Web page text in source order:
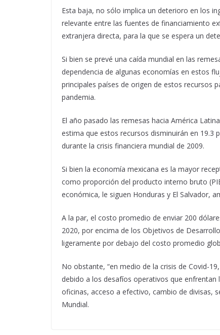
Esta baja, no sólo implica un deterioro en los
relevante entre las fuentes de financiamiento
extranjera directa, para la que se espera un
Si bien se prevé una caída mundial en las
dependencia de algunas economías en estos
principales países de origen de estos recursos
pandemia.
El año pasado las remesas hacia América
estima que estos recursos disminuirán en 19.3
durante la crisis financiera mundial de 2009.
Si bien la economía mexicana es la mayor
como proporción del producto interno bruto
económica, le siguen Honduras y El Salvador,
A la par, el costo promedio de enviar 200
2020, por encima de los Objetivos de
ligeramente por debajo del costo promedio
No obstante, “en medio de la crisis de Covid-
debido a los desafíos operativos que
oficinas, acceso a efectivo, cambio de divisas,
Mundial.